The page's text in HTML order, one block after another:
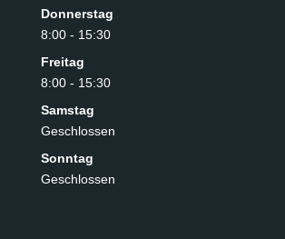
Donnerstag
8:00 - 15:30
Freitag
8:00 - 15:30
Samstag
Geschlossen
Sonntag
Geschlossen